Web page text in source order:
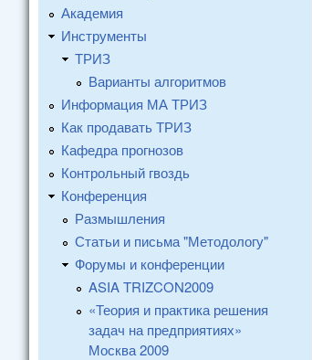
Академия
Инструменты
ТРИЗ
Варианты алгоритмов
Информация МА ТРИЗ
Как продавать ТРИЗ
Кафедра прогнозов
Контрольный гвоздь
Конференция
Размышления
Статьи и письма "Методологу"
Форумы и конференции
ASIA TRIZCON2009
«Теория и практика решения
задач на предприятиях»
Москва 2009